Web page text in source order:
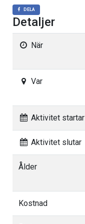
DELA
Detaljer
När
Var
Aktivitet startar
Aktivitet slutar
Ålder
Kostnad